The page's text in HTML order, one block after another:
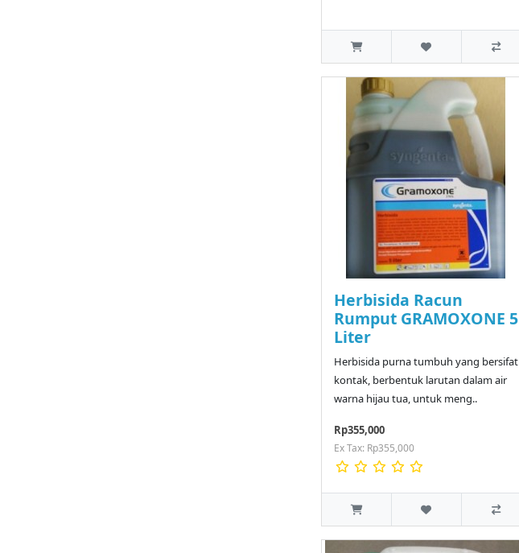
Herbisida Racun
Rumput GRAMOXONE 5
Liter
Herbisida purna tumbuh yang bersifat
kontak, berbentuk larutan dalam air
warna hijau tua, untuk meng..
Rp355,000
Ex Tax: Rp355,000